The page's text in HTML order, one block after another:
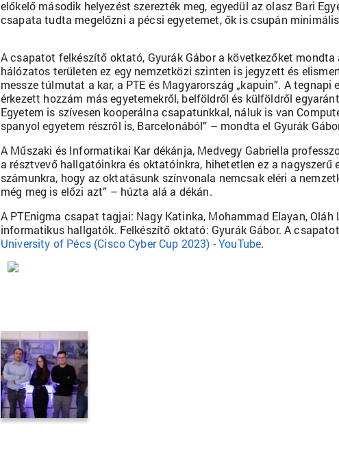
előkelő második helyezést szerezték meg, egyedül az olasz Bari
csapata tudta megelőzni a pécsi egyetemet, ők is csupán
A csapatot felkészítő oktató, Gyurák Gábor a következőket
hálózatos területen ez egy nemzetközi szinten is jegyzett és
messze túlmutat a kar, a PTE és Magyarország „kapuin”. A
érkezett hozzám más egyetemekről, belföldről és külföldről
Egyetem is szívesen kooperálna csapatunkkal, náluk is van
spanyol egyetem részről is, Barcelonából” – mondta el Gyurák
A Műszaki és Informatikai Kar dékánja, Medvegy Gabriella
a résztvevő hallgatóinkra és oktatóinkra, hihetetlen ez a nagyszerű
számunkra, hogy az oktatásunk színvonala nemcsak eléri a
még meg is előzi azt” – húzta alá a dékán.
A PTEnigma csapat tagjai: Nagy Katinka, Mohammad Elayan,
informatikus hallgatók. Felkészítő oktató: Gyurák Gábor. A
University of Pécs (Cisco Cyber Cup 2023) - YouTube.